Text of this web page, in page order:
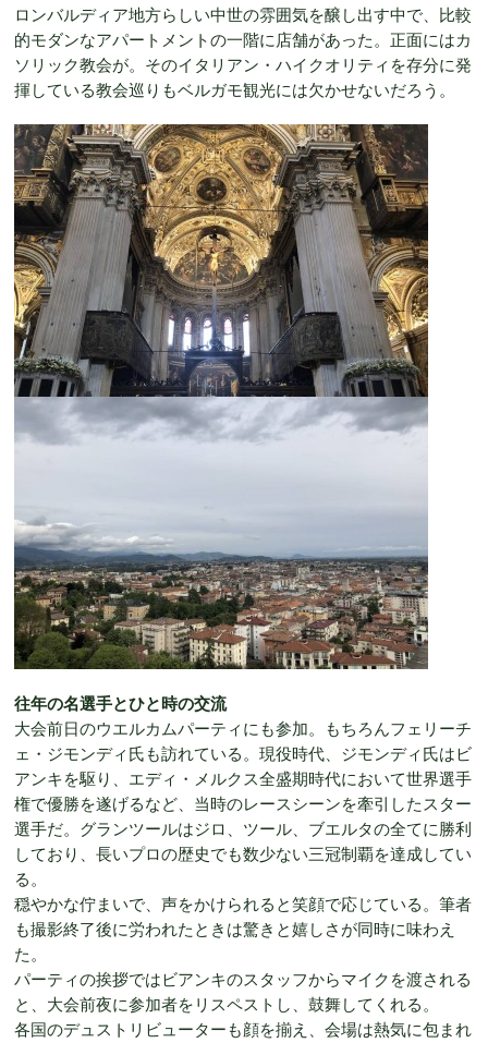
ロンバルディア地方らしい中世の雰囲気を醸し出す中で、比較
的モダンなアパートメントの一階に店舗があった。正面にはカ
ソリック教会が。そのイタリアン・ハイクオリティを存分に発
揮している教会巡りもベルガモ観光には欠かせないだろう。
往年の名選手とひと時の交流
大会前日のウエルカムパーティにも参加。もちろんフェリーチ
ェ・ジモンディ氏も訪れている。現役時代、ジモンディ氏はビ
アンキを駆り、エディ・メルクス全盛期時代において世界選手
権で優勝を遂げるなど、当時のレースシーンを牽引したスター
選手だ。グランツールはジロ、ツール、ブエルタの全てに勝利
しており、長いプロの歴史でも数少ない三冠制覇を達成してい
る。
穏やかな佇まいで、声をかけられると笑顔で応じている。筆者
も撮影終了後に労われたときは驚きと嬉しさが同時に味わえ
た。
パーティの挨拶ではビアンキのスタッフからマイクを渡される
と、大会前夜に参加者をリスペストし、鼓舞してくれる。
各国のデュストリビューターも顔を揃え、会場は熱気に包まれ